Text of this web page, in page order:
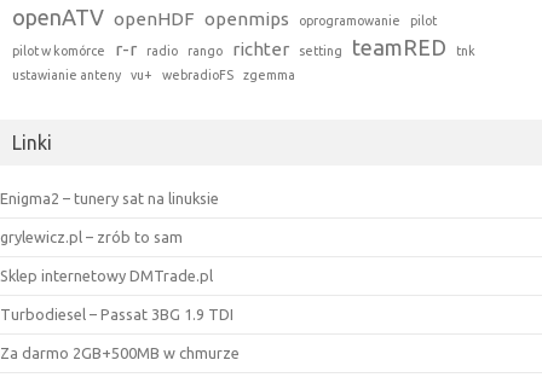
openATV openHDF openmips oprogramowanie pilot
pilot w komórce r-r radio rango richter setting teamRED
tnk
ustawianie anteny
vu+ webradioFS zgemma
Linki
Enigma2 – tunery sat na linuksie
grylewicz.pl – zrób to sam
Sklep internetowy DMTrade.pl
Turbodiesel – Passat 3BG 1.9 TDI
Za darmo 2GB+500MB w chmurze